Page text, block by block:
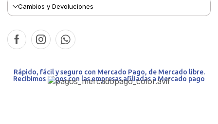
Cambios y Devoluciones
Rápido, fácil y seguro con Mercado Pago, de Mercado libre.
Recibimos pagos con las empresas afiliadas a Mercado pago